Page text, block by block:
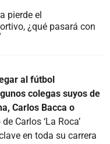
pierde el
¿qué pasará con
al fútbol
colegas suyos de
Carlos Bacca o
Carlos ‘La Roca’
en toda su carrera